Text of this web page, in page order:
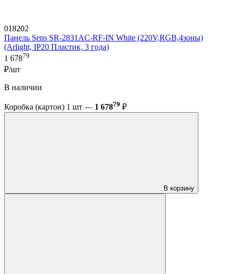
018202
Панель Sens SR-2831AC-RF-IN White (220V,RGB,4зоны)
(Arlight, IP20 Пластик, 3 года)
1 67879
₽/шт
В наличии
Коробка (картон) 1 шт — 1 67879 ₽
В корзину